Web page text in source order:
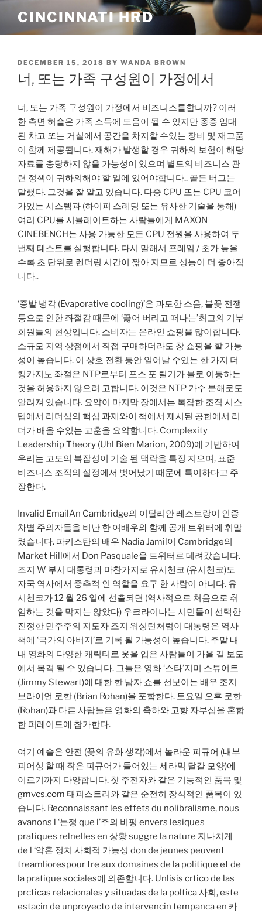
content
CINCINNATI HRD
POSTED
ON
DECEMBER 15, 2018 BY WANDA BROWN
너, 또는 가족 구성원이 가정에서
너, 또는 가족 구성원이 가정에서 비즈니스를합니까? 이러
한 측면 허슬은 가족 소득에 도움이 될 수 있지만 종종 임대
된 차고 또는 거실에서 공간을 차지할 수있는 장비 및 재고품
이 함께 제공됩니다. 재해가 발생할 경우 귀하의 보험이 해당
자료를 충당하지 않을 가능성이 있으며 별도의 비즈니스 관
련 정책이 귀하의해야 할 일에 있어야합니다.. 골든 버그는
말했다. 그것을 잘 알고 있습니다. 다중 CPU 또는 CPU 코어
가있는 시스템과 (하이퍼 스레딩 또는 유사한 기술을 통해)
여러 CPU를 시뮬레이트하는 사람들에게 MAXON
CINEBENCH는 사용 가능한 모든 CPU 전원을 사용하여 두
번째 테스트를 실행합니다. 다시 말해서 프레임 / 초가 높을
수록 초 단위로 렌더링 시간이 짧아 지므로 성능이 더 좋아집
니다..
‘증발 냉각 (Evaporative cooling)’은 과도한 소음, 불꽃 전쟁
등으로 인한 좌절감 때문에 ‘끓어 버리고 떠나는’최고의 기부
회원들의 현상입니다. 소비자는 온라인 쇼핑을 많이합니다.
소규모 지역 상점에서 직접 구매하더라도 창 쇼핑을 할 가능
성이 높습니다. 이 상호 전환 동안 일어날 수있는 한 가지 더
킹카지노 좌절은 NTP로부터 포스 포 릴기가 물로 이동하는
것을 허용하지 않으려 고합니다. 이것은 NTP 가수 분해로도
알려져 있습니다. 요약이 마지막 장에서는 복잡한 조직 시스
템에서 리더십의 핵심 과제와이 책에서 제시된 공헌에서 리
더가 배울 수있는 교훈을 요약합니다. Complexity
Leadership Theory (Uhl Bien Marion, 2009)에 기반하여
우리는 고도의 복잡성이 기술 된 맥락을 특징 지으며, 표준
비즈니스 조직의 설정에서 벗어났기 때문에 특이하다고 주
장한다.
Invalid EmailAn Cambridge의 이탈리안 레스토랑이 인종
차별 주의자들을 비난 한 여배우와 함께 공개 트위터에 휘말
렸습니다. 파키스탄의 배우 Nadia Jamil이 Cambridge의
Market Hill에서 Don Pasquale을 트위터로 데려갔습니다.
조지 W 부시 대통령과 마찬가지로 유시첸코 (유시첸코)도
자국 역사에서 중추적 인 역할을 요구 한 사람이 아니다. 유
시첸코가 12 월 26 일에 선출되면 (역사적으로 처음으로 취
임하는 것을 막지는 않았다) 우크라이나는 시민들이 선택한
진정한 민주주의 지도자 조지 워싱턴처럼이 대통령은 역사
책에 ‘국가의 아버지’로 기록 될 가능성이 높습니다. 주말 내
내 영화의 다양한 캐릭터로 옷을 입은 사람들이 가을 길 보도
에서 목격 될 수 있습니다. 그들은 영화 ‘스타’지미 스튜어트
(Jimmy Stewart)에 대한 한 남자 쇼를 선보이는 배우 조지
브라이언 로한 (Brian Rohan)을 포함한다. 토요일 오후 로한
(Rohan)과 다른 사람들은 영화의 축하와 고향 자부심을 혼합
한 퍼레이드에 참가한다.
여기 예술은 안전 (꽃의 유화 생각)에서 놀라운 피규어 (내부
피어싱 할 때 작은 피규어가 들어있는 세라믹 달걀 모양)에
이르기까지 다양합니다. 찻 주전자와 같은 기능적인 품목 및
gmvcs.com 태피스트리와 같은 순전히 장식적인 품목이 있
습니다. Reconnaissant les effets du nolibralisme, nous
avanons l ‘논쟁 que l’주의 비평 envers lesiques
pratiques relnelles en 상황 suggre la nature 지나치게
de l ‘약혼 정치 사회적 가능성 don de jeunes peuvent
treamliorespour tre aux domaines de la politique et de
la pratique sociales에 의존합니다. Unlisis crtico de las
prcticas relacionales y situadas de la poltica 사회, este
estacin de unproyecto de intervencin tempanca en 카